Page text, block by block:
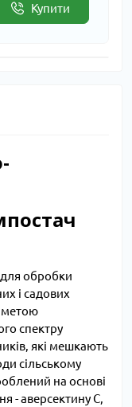
Купити
для обробки
і садових
метою
спектру
які мешкають
сільському
на основі
- аверсектину С,